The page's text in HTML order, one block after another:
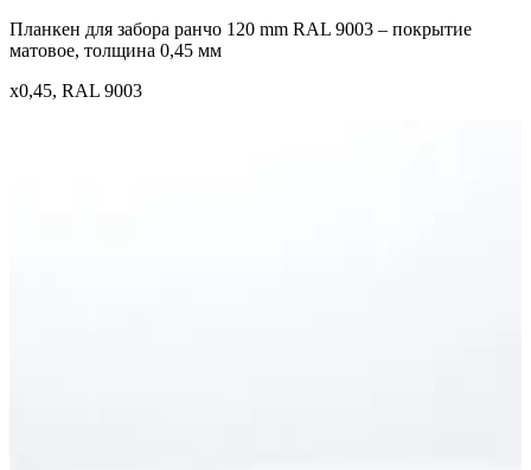
Планкен для забора ранчо 120 mm RAL 9003 – покрытие
матовое, толщина 0,45 мм
x0,45, RAL 9003